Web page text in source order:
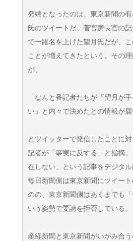
発端となったのは、東京新聞の
氏のツイートだ。菅官房長官の
で一躍名を上げた望月氏だが、
ことが増えてきたという。その
が、
「なんと番記者たちが『望月が
い』と内々で決めたとの情報が届
とツイッターで発信したことに
記者が「事実に反する」と指摘
在しない、という記事をデジタル
毎日新聞側は東京新聞にツイー
のの、東京新聞側はあくまでも
いう姿勢で要請を拒否している。
産経新聞と東京新聞がいがみ合